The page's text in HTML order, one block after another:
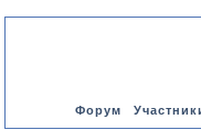
Форум